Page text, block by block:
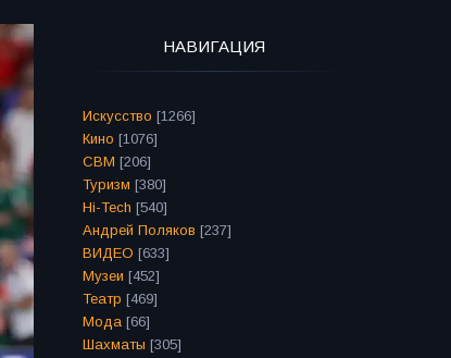
НАВИГАЦИЯ
Искусство [1266]
Кино [1076]
СВМ [206]
Туризм [380]
Hi-Tech [540]
Андрей Поляков [237]
ВИДЕО [633]
Музеи [452]
Театр [469]
Мода [66]
Шахматы [305]